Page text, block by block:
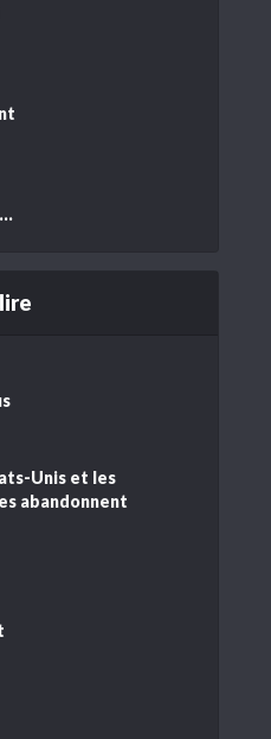
Unis et les
abandonnent